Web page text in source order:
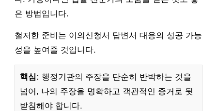
은 방법입니다.
철저한 준비는 이의신청서 답변서 대응의 성공 가능
성을 높여줄 것입니다.
핵심: 행정기관의 주장을 단순히 반박하는 것을
넘어, 나의 주장을 명확하고 객관적인 증거로 뒷
받침해야 합니다.